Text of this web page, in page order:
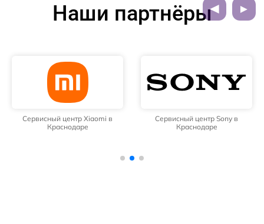
Наши партнёры
Сервисный центр Xiaomi в
Краснодаре
Сервисный центр Sony в
Краснодаре